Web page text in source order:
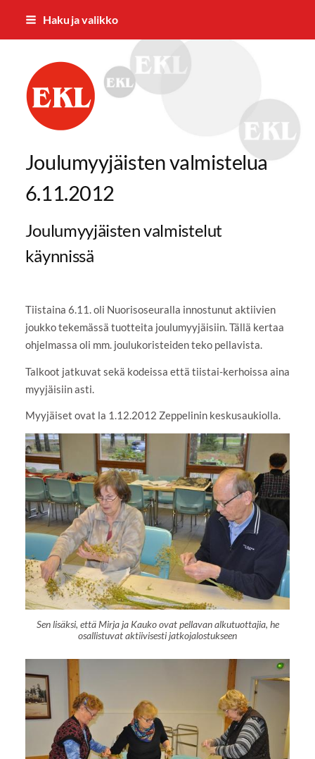
Siirry
Haku ja valikko
Rantalakeuden Eläkkeensaajat RES
Joulumyyjäisten valmistelua
6.11.2012
Joulumyyjäisten valmistelut
käynnissä
Tiistaina 6.11. oli Nuorisoseuralla innostunut aktiivien
joukko tekemässä tuotteita joulumyyjäisiin. Tällä kertaa
ohjelmassa oli mm. joulukoristeiden teko pellavista.
Talkoot jatkuvat sekä kodeissa että tiistai-kerhoissa aina
myyjäisiin asti.
Myyjäiset ovat la 1.12.2012 Zeppelinin keskusaukiolla.
Sen lisäksi, että Mirja ja Kauko ovat pellavan alkutuottajia, he
osallistuvat aktiivisesti jatkojalostukseen